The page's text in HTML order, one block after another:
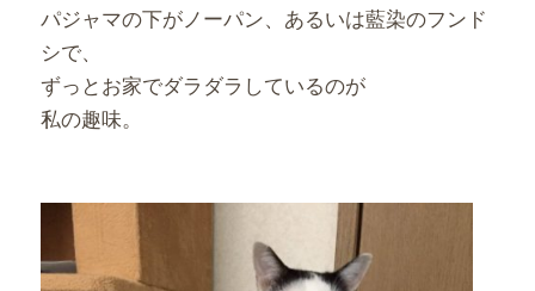
パジャマの下がノーパン、あるいは藍染のフンド
シで、
ずっとお家でダラダラしているのが
私の趣味。